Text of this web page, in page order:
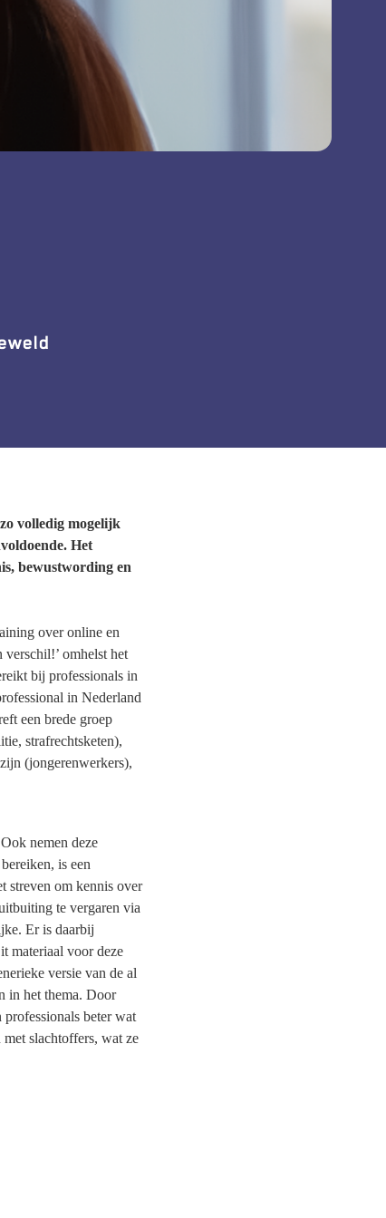
volledig mogelijk
Het
bewustwording en
over online en
omhelst het
bij professionals in
in Nederland
een brede groep
strafrechtsketen),
(jongerenwerkers),
nemen deze
is een
streven om kennis over
te vergaren via
Er is daarbij
materiaal voor deze
versie van de al
in het thema. Door
beter wat
met slachtoffers, wat ze